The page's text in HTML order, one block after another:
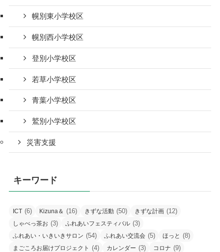
幌別東小学校区
幌別西小学校区
登別小学校区
若草小学校区
青葉小学校区
鷲別小学校区
災害支援
キーワード
ICT (6) Kizuna＆ (16) きずな活動 (50) きずな計画 (12)
しゃべっ茶お (3) ふれあいフェスティバル (3)
ふれあい・いきいきサロン (54) ふれあい交流会 (5) ほっと (8)
まごころお届けプロジェクト (4) カレンダー (3) コロナ (9)